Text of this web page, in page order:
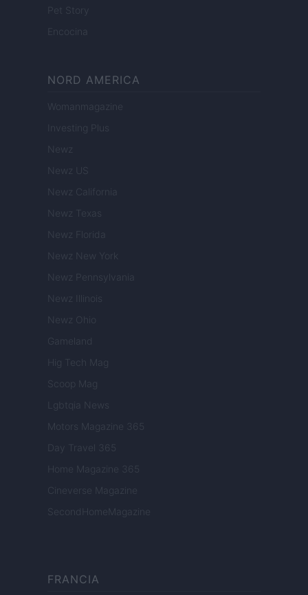
Pet Story
Encocina
NORD AMERICA
Womanmagazine
Investing Plus
Newz
Newz US
Newz California
Newz Texas
Newz Florida
Newz New York
Newz Pennsylvania
Newz Illinois
Newz Ohio
Gameland
Hig Tech Mag
Scoop Mag
Lgbtqia News
Motors Magazine 365
Day Travel 365
Home Magazine 365
Cineverse Magazine
SecondHomeMagazine
FRANCIA